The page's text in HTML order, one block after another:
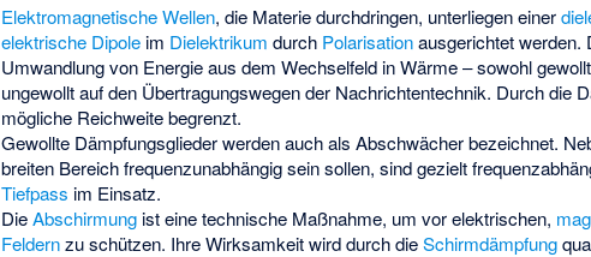
Elektromagnetische Wellen, die Materie durchdringen, unterliegen einer
elektrische Dipoleim Dielektrikum durch Polarisationausgerichtet werden.
Umwandlung von Energie aus dem Wechselfeld in Wärme – sowohl
ungewollt auf den Übertragungswegen der Nachrichtentechnik. Durch die
mögliche Reichweite begrenzt.
Gewollte Dämpfungsglieder werden auch als Abschwächer bezeichnet.
breiten Bereich frequenzunabhängig sein sollen, sind gezielt
Tiefpass im Einsatz.
DieAbschirmungist eine technische Maßnahme, um vor elektrischen,
Feldernzu schützen. Ihre Wirksamkeit wird durch dieSchirmdämpfung